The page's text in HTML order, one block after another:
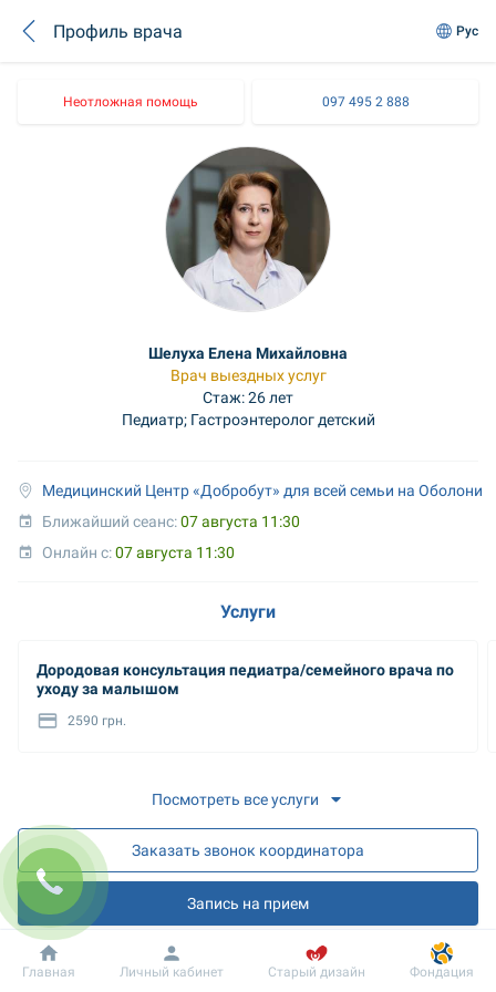
Профиль врача Рус
Неотложная помощь 097 495 2 888
Шелуха Елена Михайловна
Врач выездных услуг
Стаж: 26 лет
Педиатр; Гастроэнтеролог детский
Медицинский Центр «Добробут» для всей семьи на Оболони
Ближайший сеанс: 07 августа 11:30
Онлайн с: 07 августа 11:30
Услуги
Дородовая консультация педиатра/семейного врача по
уходу за малышом
2590 грн.
Посмотреть все услуги
Заказать звонок координатора
Запись на прием
Запись на онлайн разъяснения
Добробут Информация Пациенту
Главная Личный кабинет Старый дизайн Фондация